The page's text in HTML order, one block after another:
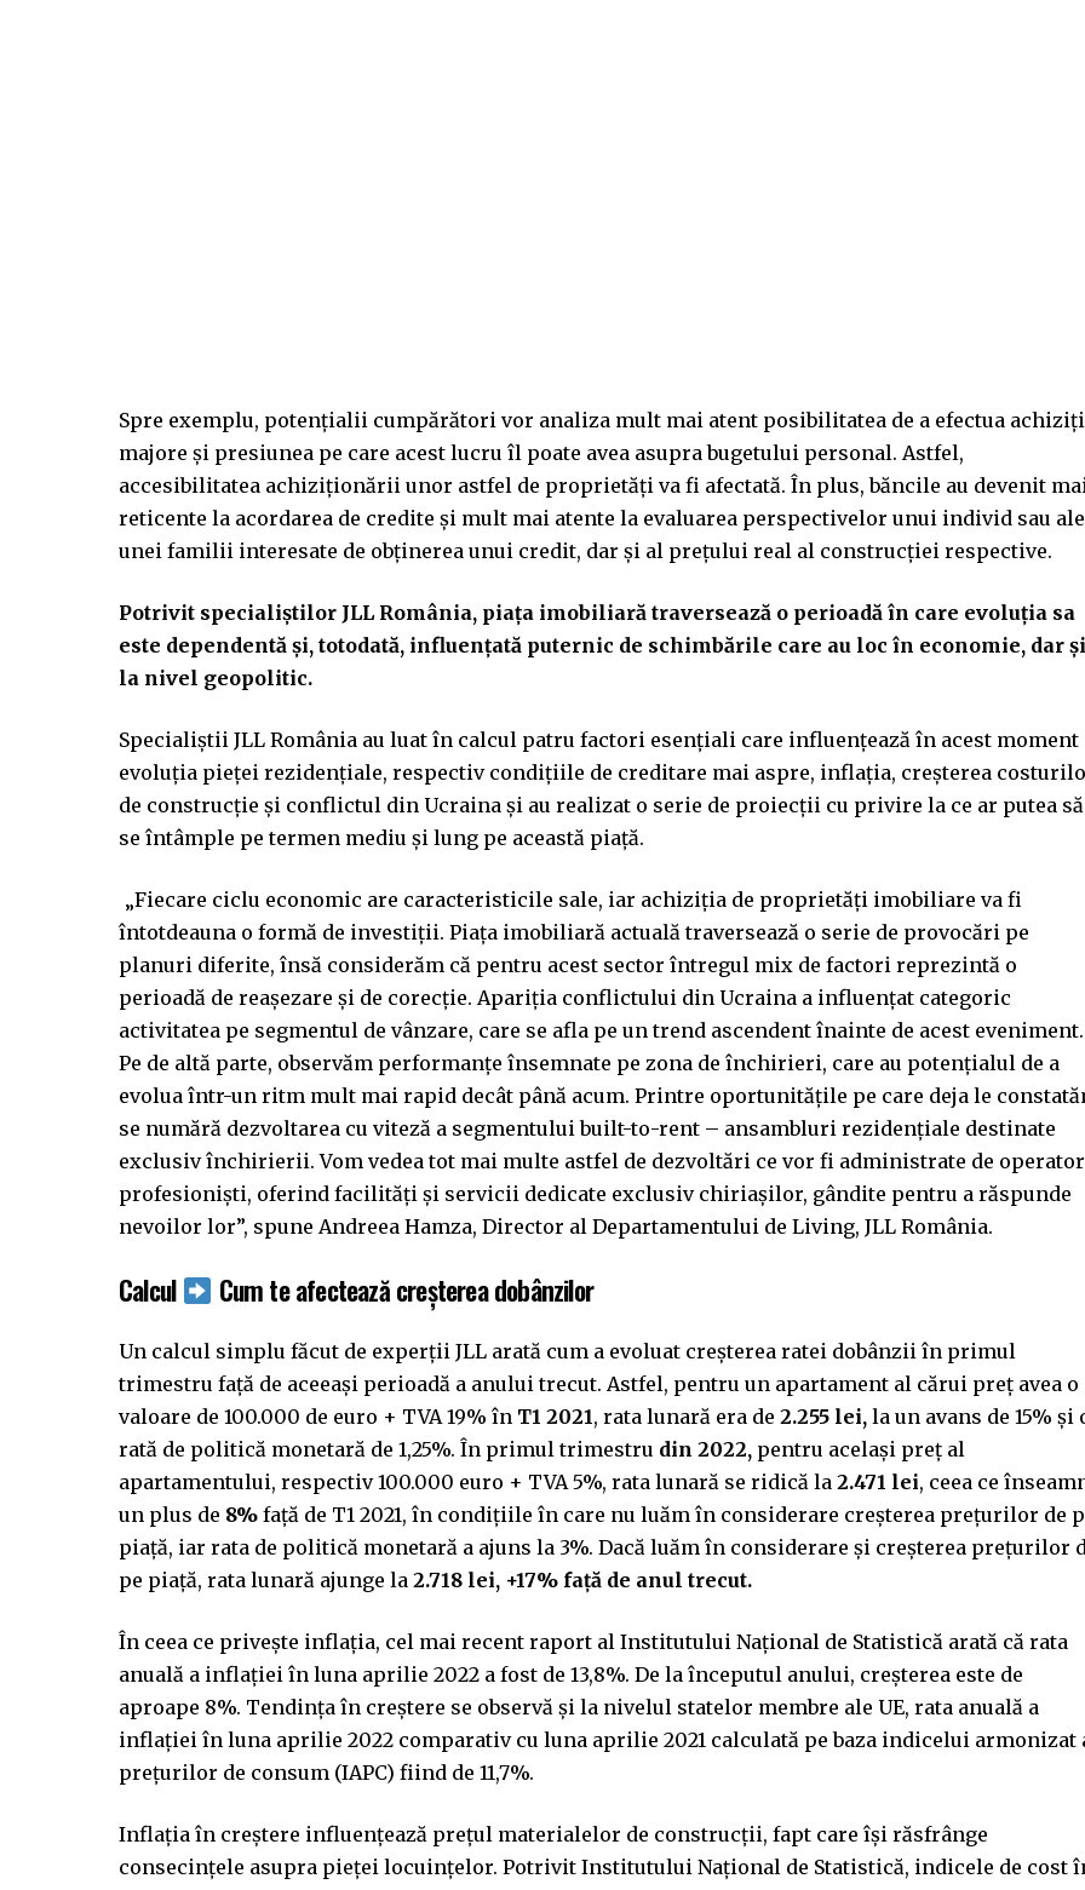
Spre exemplu, potențialii cumpărători vor analiza mult mai atent posibilitatea de a efectua
majore și presiunea pe care acest lucru îl poate avea asupra bugetului personal. Astfel,
accesibilitatea achiziționării unor astfel de proprietăți va fi afectată. În plus, băncile au devenit
reticente la acordarea de credite și mult mai atente la evaluarea perspectivelor unui individ sau ale
unei familii interesate de obținerea unui credit, dar și al prețului real al construcției respective.
Potrivit specialiștilor JLL România, piața imobiliară traversează o perioadă în care evoluția sa
este dependentă și, totodată, influențată puternic de schimbările care au loc în economie, dar și
la nivel geopolitic.
Specialiștii JLL România au luat în calcul patru factori esențiali care influențează în acest moment
evoluția pieței rezidențiale, respectiv condițiile de creditare mai aspre, inflația, creșterea
de construcție și conflictul din Ucraina și au realizat o serie de proiecții cu privire la ce ar putea să
se întâmple pe termen mediu și lung pe această piață.
„Fiecare ciclu economic are caracteristicile sale, iar achiziția de proprietăți imobiliare va fi
întotdeauna o formă de investiții. Piața imobiliară actuală traversează o serie de provocări pe
planuri diferite, însă considerăm că pentru acest sector întregul mix de factori reprezintă o
perioadă de reașezare și de corecție. Apariția conflictului din Ucraina a influențat categoric
activitatea pe segmentul de vânzare, care se afla pe un trend ascendent înainte de acest eveniment.
Pe de altă parte, observăm performanțe însemnate pe zona de închirieri, care au potențialul de a
evolua într-un ritm mult mai rapid decât până acum. Printre oportunitățile pe care deja le
se numără dezvoltarea cu viteză a segmentului built-to-rent – ansambluri rezidențiale destinate
exclusiv închirierii. Vom vedea tot mai multe astfel de dezvoltări ce vor fi administrate de
profesioniști, oferind facilități și servicii dedicate exclusiv chiriașilor, gândite pentru a răspunde
nevoilor lor”, spune Andreea Hamza, Director al Departamentului de Living, JLL România.
Calcul Cum te afectează creșterea dobânzilor
Un calcul simplu făcut de experții JLL arată cum a evoluat creșterea ratei dobânzii în primul
trimestru față de aceeași perioadă a anului trecut. Astfel, pentru un apartament al cărui preț avea o
valoare de 100.000 de euro + TVA 19% în T1 2021, rata lunară era de 2.255 lei, la un avans de 15% și
rată de politică monetară de 1,25%. În primul trimestru din 2022, pentru același preț al
apartamentului, respectiv 100.000 euro + TVA 5%, rata lunară se ridică la 2.471 lei, ceea ce
un plus de 8% față de T1 2021, în condițiile în care nu luăm în considerare creșterea prețurilor de
piață, iar rata de politică monetară a ajuns la 3%. Dacă luăm în considerare și creșterea prețurilor
pe piață, rata lunară ajunge la 2.718 lei, +17% față de anul trecut.
În ceea ce privește inflația, cel mai recent raport al Institutului Național de Statistică arată că rata
anuală a inflației în luna aprilie 2022 a fost de 13,8%. De la începutul anului, creșterea este de
aproape 8%. Tendința în creștere se observă și la nivelul statelor membre ale UE, rata anuală a
inflaţiei în luna aprilie 2022 comparativ cu luna aprilie 2021 calculată pe baza indicelui armonizat
prețurilor de consum (IAPC) fiind de 11,7%.
Inflația în creștere influențează prețul materialelor de construcții, fapt care își răsfrânge
consecințele asupra pieței locuințelor. Potrivit Institutului Național de Statistică, indicele de cost